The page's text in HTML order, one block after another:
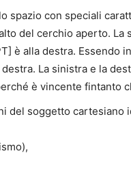
spazio con speciali
del cerchio aperto.
è alla destra.
La sinistra e la
è vincente fintanto
del soggetto cartesiano